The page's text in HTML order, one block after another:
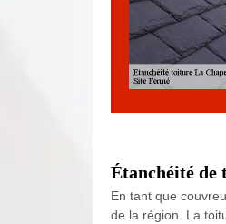
Étanchéité de
En tant que
de la région. La